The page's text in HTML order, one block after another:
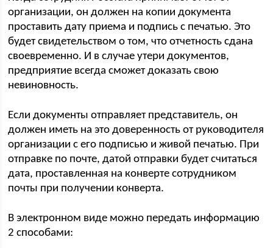
организации, он должен на копии документа
проставить дату приема и подпись с печатью. Это
будет свидетельством о том, что отчетность сдана
своевременно. И в случае утери документов,
предприятие всегда сможет доказать свою
невиновность.
Если документы отправляет представитель, он
должен иметь на это доверенность от руководителя
организации с его подписью и живой печатью. При
отправке по почте, датой отправки будет считаться
дата, проставленная на конверте сотрудником
почты при получении конверта.
В электронном виде можно передать информацию
2 способами: